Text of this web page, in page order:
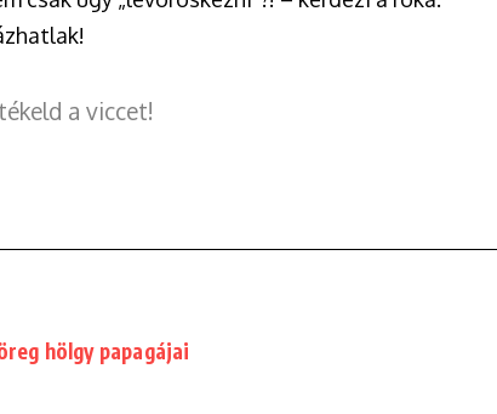
a viccet!
hölgy papagájai